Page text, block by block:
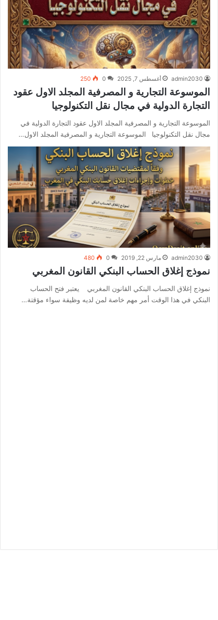
admin2030 أغسطس 7, 2025 0
250
الموسوعة التجارية و المصرفية المجلد الاول عقود
التجارة الدولية في مجال نقل التكنولوجيا
الموسوعة التجارية و المصرفية المجلد الاول عقود التجارة الدولية في
مجال نقل التكنولوجيا الموسوعة التجارية و المصرفية المجلد الاول…
admin2030 مارس 22, 2019 0
480
نموذج إغلاق الحساب البنكي القانون المغربي
نموذج إغلاق الحساب البنكي القانون المغربي يعتبر فتح الحساب
البنكي في هذا الوقت أمر مهم خاصة لمن لديه وظيفة سواء مؤقتة…